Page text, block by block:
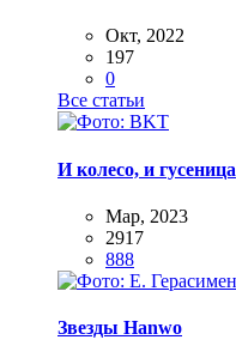
Окт, 2022
197
0
Все статьи
И колесо, и гусеница
Мар, 2023
2917
888
Звезды Hanwo